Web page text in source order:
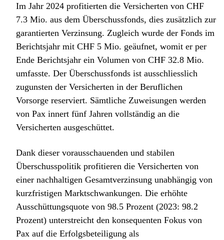
Im Jahr 2024 profitierten die Versicherten von CHF
7.3 Mio. aus dem Überschussfonds, dies zusätzlich zur
garantierten Verzinsung. Zugleich wurde der Fonds im
Berichtsjahr mit CHF 5 Mio. geäufnet, womit er per
Ende Berichtsjahr ein Volumen von CHF 32.8 Mio.
umfasste. Der Überschussfonds ist ausschliesslich
zugunsten der Versicherten in der Beruflichen
Vorsorge reserviert. Sämtliche Zuweisungen werden
von Pax innert fünf Jahren vollständig an die
Versicherten ausgeschüttet.
Dank dieser vorausschauenden und stabilen
Überschusspolitik profitieren die Versicherten von
einer nachhaltigen Gesamtverzinsung unabhängig von
kurzfristigen Marktschwankungen. Die erhöhte
Ausschüttungsquote von 98.5 Prozent (2023: 98.2
Prozent) unterstreicht den konsequenten Fokus von
Pax auf die Erfolgsbeteiligung als